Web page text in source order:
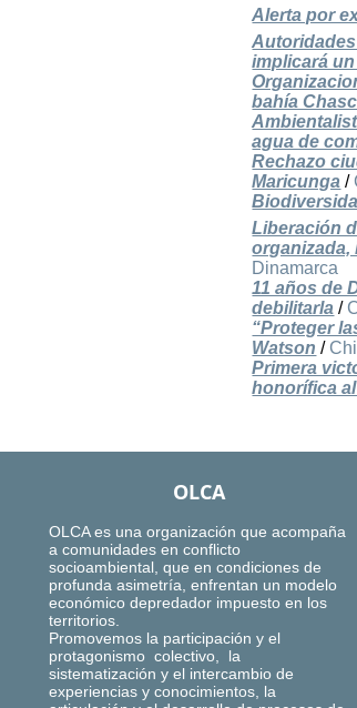
Alerta por
implicará
bahía
agua de
Rechazo
Maricunga /
Liberación
organizada,
Dinamarca
11 años de
debilitarla /
“Proteger
Watson /
Primera
honorífica
OLCA
OLCA es una organización que acompaña
a comunidades en conflicto
socioambiental, que en condiciones de
profunda asimetría, enfrentan un modelo
económico depredador impuesto en los
territorios.
Promovemos la participación y el
protagonismo colectivo, la
sistematización y el intercambio de
experiencias y conocimientos, la